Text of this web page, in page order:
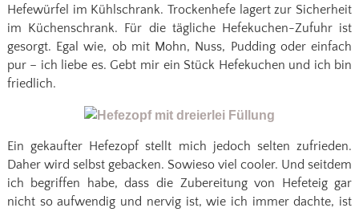
Hefewürfel im Kühlschrank. Trockenhefe lagert zur Sicherheit
im Küchenschrank. Für die tägliche Hefekuchen-Zufuhr ist
gesorgt. Egal wie, ob mit Mohn, Nuss, Pudding oder einfach
pur – ich liebe es. Gebt mir ein Stück Hefekuchen und ich bin
friedlich.
Ein gekaufter Hefezopf stellt mich jedoch selten zufrieden.
Daher wird selbst gebacken. Sowieso viel cooler. Und seitdem
ich begriffen habe, dass die Zubereitung von Hefeteig gar
nicht so aufwendig und nervig ist, wie ich immer dachte, ist